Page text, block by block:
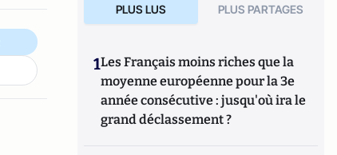
PLUS LUS PLUS PARTAGES
1Les Français moins riches que la
moyenne européenne pour la 3e
année consécutive : jusqu'où ira le
grand déclassement ?